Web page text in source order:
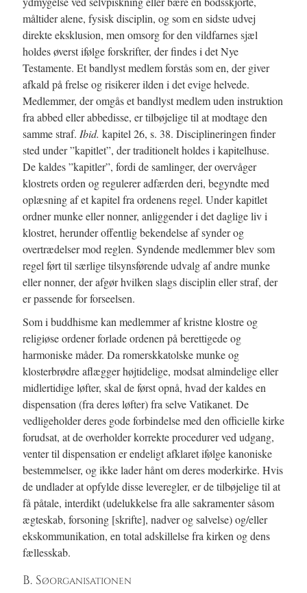
måltider alene, fysisk disciplin, og som en sidste udvej
direkte eksklusion, men omsorg for den vildfarnes sjæl
holdes øverst ifølge forskrifter, der findes i det Nye
Testamente. Et bandlyst medlem forstås som en, der giver
afkald på frelse og risikerer ilden i det evige helvede.
Medlemmer, der omgås et bandlyst medlem uden instruktion
fra abbed eller abbedisse, er tilbøjelige til at modtage den
samme straf. Ibid. kapitel 26, s. 38. Disciplineringen finder
sted under ”kapitlet”, der traditionelt holdes i kapitelhuse.
De kaldes ”kapitler”, fordi de samlinger, der overvåger
klostrets orden og regulerer adfærden deri, begyndte med
oplæsning af et kapitel fra ordenens regel. Under kapitlet
ordner munke eller nonner, anliggender i det daglige liv i
klostret, herunder offentlig bekendelse af synder og
overtrædelser mod reglen. Syndende medlemmer blev som
regel ført til særlige tilsynsførende udvalg af andre munke
eller nonner, der afgør hvilken slags disciplin eller straf, der
er passende for forseelsen.
Som i buddhisme kan medlemmer af kristne klostre og
religiøse ordener forlade ordenen på berettigede og
harmoniske måder. Da romerskkatolske munke og
klosterbrødre aflægger højtidelige, modsat almindelige eller
midlertidige løfter, skal de først opnå, hvad der kaldes en
dispensation (fra deres løfter) fra selve Vatikanet. De
vedligeholder deres gode forbindelse med den officielle kirke
forudsat, at de overholder korrekte procedurer ved udgang,
venter til dispensation er endeligt afklaret ifølge kanoniske
bestemmelser, og ikke lader hånt om deres moderkirke. Hvis
de undlader at opfylde disse leveregler, er de tilbøjelige til at
få påtale, interdikt (udelukkelse fra alle sakramenter såsom
ægteskab, forsoning [skrifte], nadver og salvelse) og/eller
ekskommunikation, en total adskillelse fra kirken og dens
fællesskab.
B. Søorganisationen